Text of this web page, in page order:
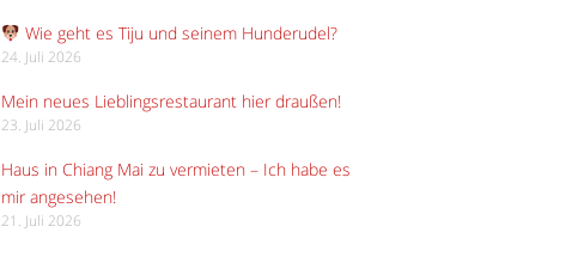
Wie geht es Tiju und seinem Hunderudel?
24. Juli 2026
Mein neues Lieblingsrestaurant hier draußen!
23. Juli 2026
Haus in Chiang Mai zu vermieten – Ich habe es
mir angesehen!
21. Juli 2026